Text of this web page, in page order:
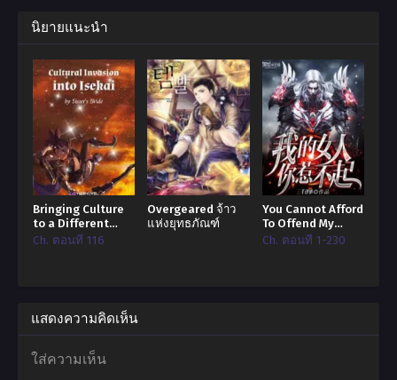
ได้! นั่นเป็นเหตุผลที่คำตอบของเขาคือ -“ ราชินีปีศาจคุณสามารถสวม
เสื้อผ้าและรีบออกไปจากที่นี้ได้ไหม?”
นิยายแนะนำ
Bringing Culture
to a Different
World
Ch. ตอนที่ 116
Overgeared จ้าว
แห่งยุทธภัณฑ์
You Cannot Afford
To Offend My
Woman ผู้หญิงข้า
Ch. ตอนที่ 1-230
แสดงความคิดเห็น
ใส่ความเห็น